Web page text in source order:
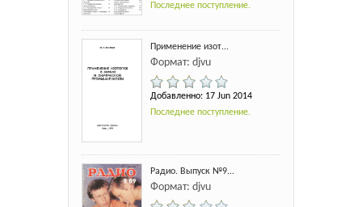
Последнее поступление.
Применение изот...
Формат: djvu
Добавленно: 17 Jun 2014
Последнее поступление.
Радио. Выпуск №9...
Формат: djvu